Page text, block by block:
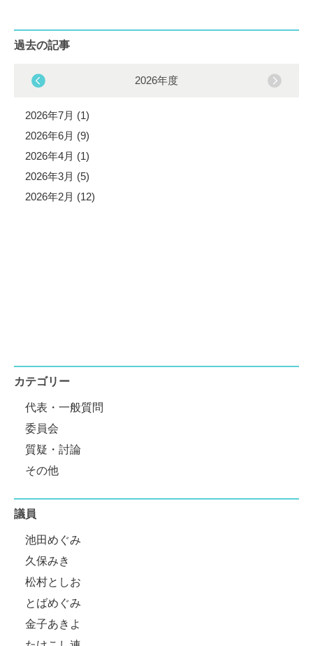
過去の記事
2026年度
2026年7月 (1)
2026年6月 (9)
2026年4月 (1)
2026年3月 (5)
2026年2月 (12)
カテゴリー
代表・一般質問
委員会
質疑・討論
その他
議員
池田めぐみ
久保みき
松村としお
とばめぐみ
金子あきよ